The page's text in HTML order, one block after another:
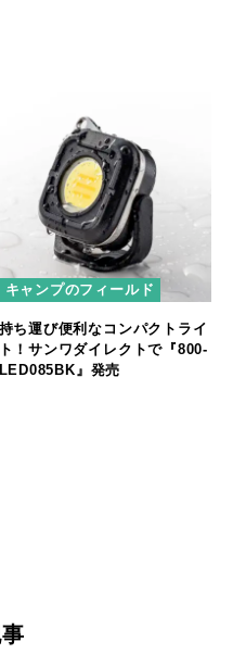
キャンプのフィールド
持ち運び便利なコンパクトライ
ト！サンワダイレクトで『800-
LED085BK』発売